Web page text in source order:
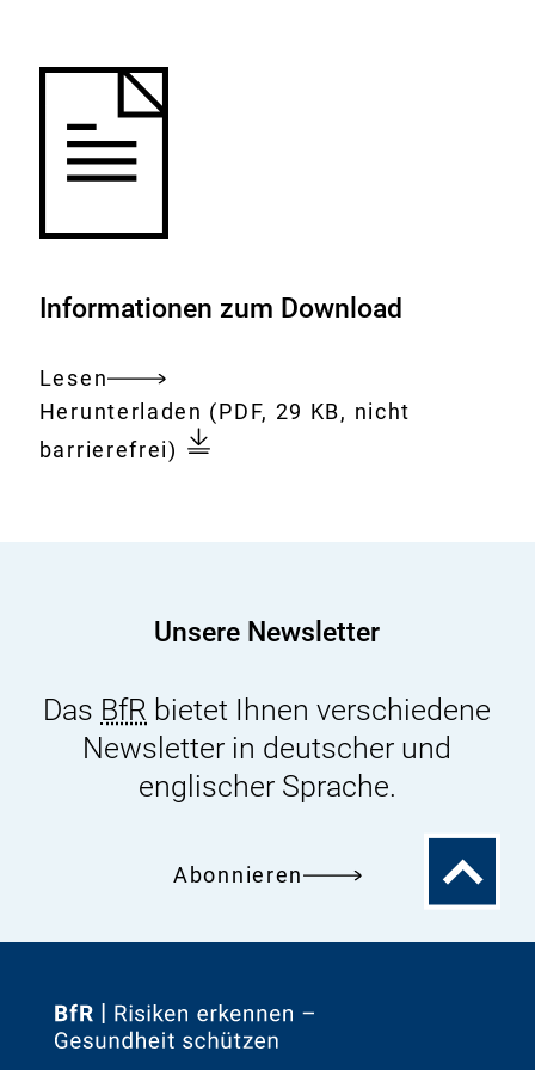
Informationen zum Download
Lesen
Gesamtes
Dokument
Download:
Herunterladen Müller:
Acrylamid-
(PDF, 29 KB, nicht
barrierefrei)
Unsere Newsletter
Das BfR bietet Ihnen verschiedene
Newsletter in deutscher und
englischer Sprache.
Abonnieren
Zum
Zur